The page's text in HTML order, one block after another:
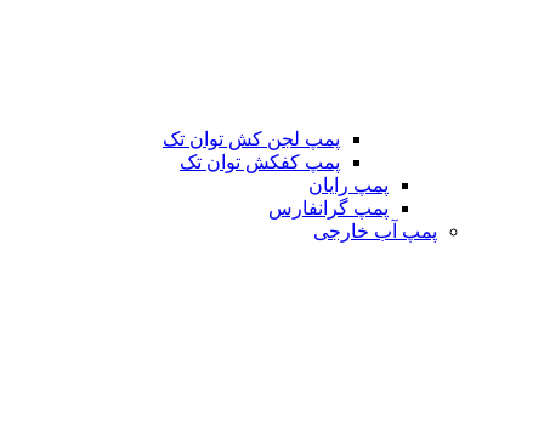
پمپ لجن کش توان تک
پمپ کفکش توان تک
پمپ رایان
پمپ گرانفارس
پمپ آب خارجی